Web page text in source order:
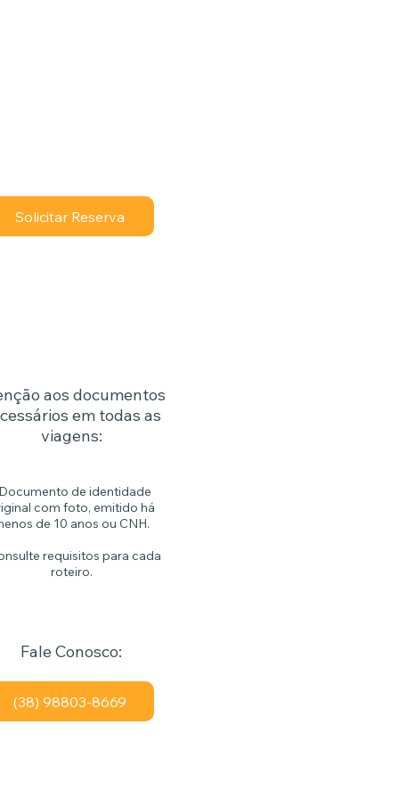
Solicitar Reserva
aos documentos
em todas as
viagens:
Documento de identidade
com foto, emitido há
de 10 anos ou CNH.
requisitos para cada
roteiro.
Fale Conosco:
(38) 98803-8669